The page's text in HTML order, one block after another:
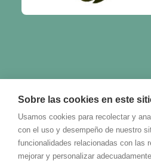
Sobre las cookies en este
Usamos cookies para recolectar y
con el uso y desempeño de nuestro
funcionalidades relacionadas con las
mejorar y personalizar